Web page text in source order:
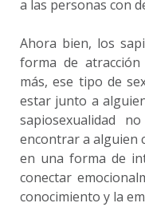
a las personas con
Ahora bien, los
forma de
más, ese tipo de
estar junto a
sapiosexualidad
encontrar a alguien
en una forma de
conectar
conocimiento y la